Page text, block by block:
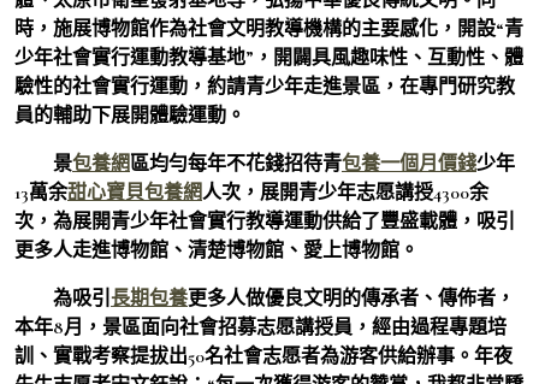
時，施展博物館作為社會文明教導機構的主要感化，開設“青
少年社會實行運動教導基地”，開闢具風趣味性、互動性、體
驗性的社會實行運動，約請青少年走進景區，在專門研究教
員的輔助下展開體驗運動。
景包養網區均勻每年不花錢招待青包養一個月價錢少年
13萬余甜心寶貝包養網人次，展開青少年志愿講授4300余
次，為展開青少年社會實行教導運動供給了豐盛載體，吸引
更多人走進博物館、清楚博物館、愛上博物館。
為吸引 長期包養更多人做優良文明的傳承者、傳佈者，
本年8月，景區面向社會招募志愿講授員，經由過程專題培
訓、實戰考察提拔出50名社會志愿者為游客供給辦事。年夜